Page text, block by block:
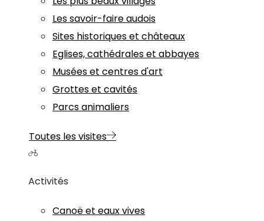
Les savoir-faire audois
Sites historiques et châteaux
Eglises, cathédrales et abbayes
Musées et centres d'art
Grottes et cavités
Parcs animaliers
Toutes les visites
Activités
Canoë et eaux vives